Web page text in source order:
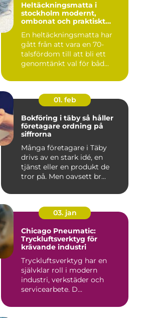
Heltäckningsmatta i
stockholm modernt,
ombonat och praktiskt
En heltäckningsmatta har
gått från att vara en 70-
talsfördom till att bli ett
genomtänkt val för båd...
01. feb
Bokföring i täby så håller
företagare ordning på
siffrorna
Många företagare i Täby
drivs av en stark idé, en
tjänst eller en produkt de
tror på. Men oavsett br...
03. jan
Chicago Pneumatic:
Tryckluftsverktyg för
krävande industri
Tryckluftsverktyg har en
självklar roll i modern
industri, verkstäder och
servicearbete. D...